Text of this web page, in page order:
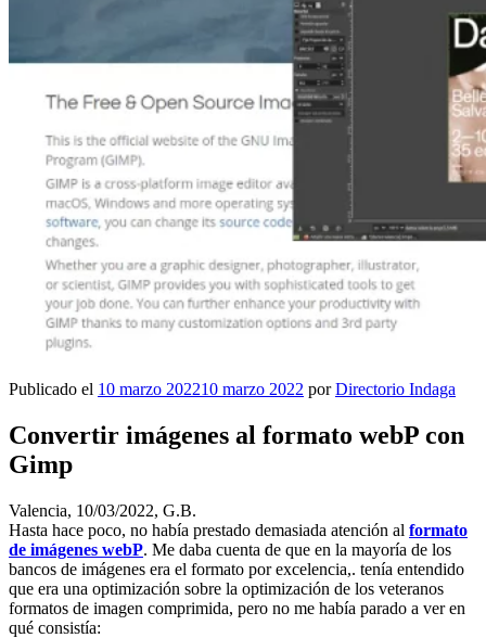
Publicado el 10 marzo 202210 marzo 2022 porDirectorio Indaga
Convertir imágenes al formato webP con
Gimp
Valencia, 10/03/2022, G.B.
Hasta hace poco, no había prestado demasiada atención al formato
de imágenes webP. Me daba cuenta de que en la mayoría de los
bancos de imágenes era el formato por excelencia,. tenía entendido
que era una optimización sobre la optimización de los veteranos
formatos de imagen comprimida, pero no me había parado a ver en
qué consistía: